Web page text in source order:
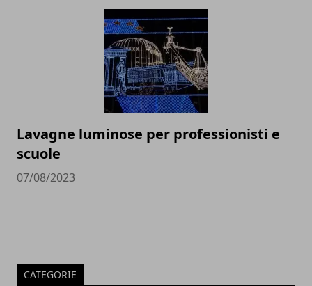
Lavagne luminose per professionisti e
scuole
07/08/2023
CATEGORIE